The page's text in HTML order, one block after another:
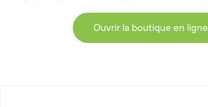
Ouvrir la boutique en ligne